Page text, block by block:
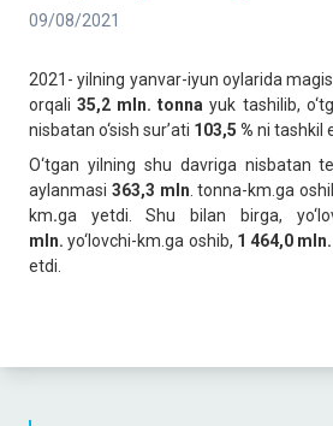
09/08/2021
2021- yilning yanvar-iyun oylarida
orqali35,2 mln. tonna yuk tashilib,
nisbatan o‘sish sur’ati 103,5 % ni tashkil
O‘tgan yilning shu davriga nisbatan
aylanmasi 363,3 mln . tonna-km.ga
km.ga yetdi. Shu bilan birga,
mln. yo‘lovchi-km.ga oshib, 1 464,0 mln.
etdi.